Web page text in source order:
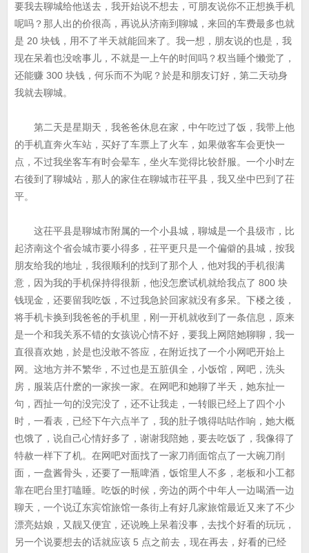
要我去聊城给他送去，我开始说不想去，可朋友说你不正想换手机
呢吗？那人出的价很高，再说从济南到聊城，来回的车费最多也就
是 20 块钱，用不了半天就能回来了。我一想，朋友说的也是，我
现在呆着也没啥事儿，不就是一上午的时间吗？权当睡个懒觉了，
还能赚 300 块钱，何乐而不为呢？於是和朋友订好，第二天动身
我就去聊城。
第二天是星期天，我爸爸休息在家，中午吃过了饭，我带上他
的手机直奔火车站，买好了车票上了火车，如果做客车会更快一
点，不过我坐客车有时会晕车，坐火车觉得比较舒服。一个小时左
右後到了聊城站，那人的家住在聊城市茌平县，我又坐中巴到了茌
平。
这茌平县是聊城市附属的一个小县城，聊城是一个县级市，比
起济南这个省会城市要小得多，茌平更只是一个偏僻的县城，按我
朋友给我的地址，我很顺利的找到了那个人，他对我的手机很满
意，因为我的手机保持得很新，他没怎麽试机就给我点了 800 块
钱现金，还要留我吃饭，不过我急於回家就没有多呆。下楼之後，
将手机卡换到我爸爸的手机里，刚一开机就收到了一条信息，原来
是一个和我关系不错的女孩说心情不好，要我上网陪她聊聊，我一
直很喜欢她，於是也没敢不答应，在附近找了一个小网吧开始上
网。这地方并不繁华，不过也是五脏俱全，小饭馆，网吧，洗头
房，服装店什麽的一家挨一家。在网吧和她聊了半天，她东扯一
句，西扯一句的没完没了，还不让我走，一转眼已经上了四个小
时，一看表，已经下午六点半了，我的肚子饿得咕咕作响，她大概
也饿了，说自己心情好多了，谢谢我陪她，要去吃饭了，我像得了
特赦一样下了机。在网吧对面找了一家刀削面馆点了一大碗刀削
面，一盘酱骨头，还要了一瓶啤酒，饭馆里人不多，老板和小工都
靠在吧台里打嗑睡。吃饭的时候，旁边的两个中年人一边喝酒一边
聊天，一个说辽东宾馆旅馆一条街上有好几家旅馆最近又来了不少
漂亮姑娘，又靓又便宜，还说晚上呆着没事，去找个好看的玩玩，
另一个说要想去的话就应该 5 点之前去，现在再去，好看的已经